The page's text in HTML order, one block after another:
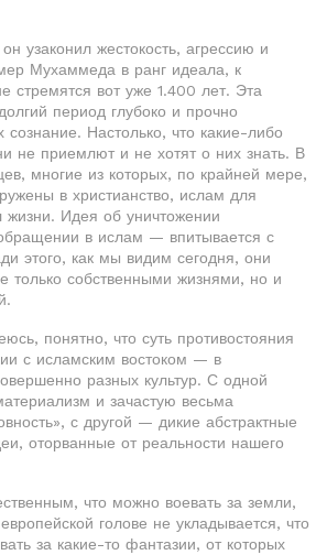
узаконил жестокость, агрессию и
Мухаммеда в ранг идеала, к
стремятся вот уже 1.400 лет. Эта
период глубоко и прочно
сознание. Настолько, что какие-либо
не приемлют и не хотят о них знать. В
многие из которых, по крайней мере,
в христианство, ислам для
Идея об уничтожении
в ислам — впитывается с
этого, как мы видим сегодня, они
только собственными жизнями, но и
понятно, что суть противостояния
с исламским востоком — в
разных культур. С одной
и зачастую весьма
с другой — дикие абстрактные
оторванные от реальности нашего
что можно воевать за земли,
голове не укладывается, что
за какие-то фантазии, от которых